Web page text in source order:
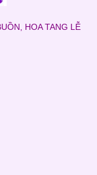
HOA TANG LỄ